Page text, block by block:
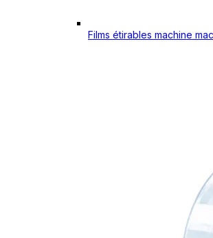
Films étirables machine